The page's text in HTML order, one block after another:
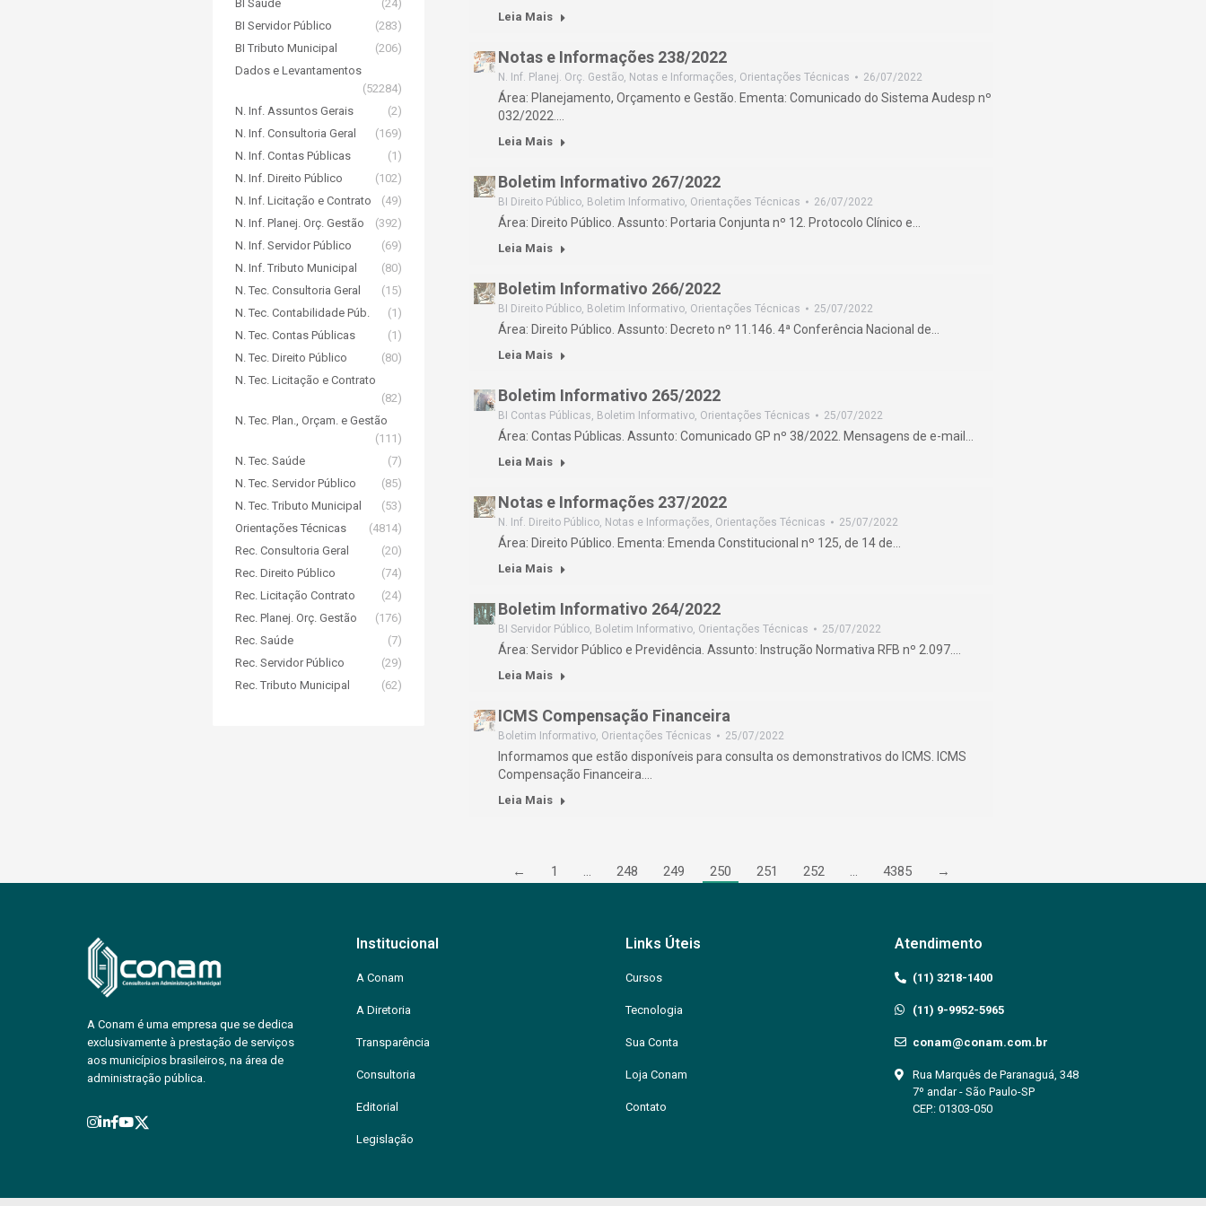
Leia Mais
Notas e Informações 238/2022
N. Inf. Planej. Orç. Gestão, Notas e Informações, Orientações Técnicas 26/07/2022
Área: Planejamento, Orçamento e Gestão. Ementa: Comunicado do Sistema Audesp nº
032/2022.…
Leia Mais
Boletim Informativo 267/2022
BI Direito Público, Boletim Informativo, Orientações Técnicas 26/07/2022
Área: Direito Público. Assunto: Portaria Conjunta nº 12. Protocolo Clínico e…
Leia Mais
Boletim Informativo 266/2022
BI Direito Público, Boletim Informativo, Orientações Técnicas 25/07/2022
Área: Direito Público. Assunto: Decreto nº 11.146. 4ª Conferência Nacional de…
Leia Mais
Boletim Informativo 265/2022
BI Contas Públicas, Boletim Informativo, Orientações Técnicas 25/07/2022
Área: Contas Públicas. Assunto: Comunicado GP nº 38/2022. Mensagens de e-mail…
Leia Mais
Notas e Informações 237/2022
N. Inf. Direito Público, Notas e Informações, Orientações Técnicas 25/07/2022
Área: Direito Público. Ementa: Emenda Constitucional nº 125, de 14 de…
Leia Mais
Boletim Informativo 264/2022
BI Servidor Público, Boletim Informativo, Orientações Técnicas 25/07/2022
Área: Servidor Público e Previdência. Assunto: Instrução Normativa RFB nº 2.097.…
Leia Mais
ICMS Compensação Financeira
Boletim Informativo, Orientações Técnicas 25/07/2022
Informamos que estão disponíveis para consulta os demonstrativos do ICMS. ICMS
Compensação Financeira.…
Leia Mais
← 1 … 248 249 250 251 252 … 4385 →
BI Saúde
(24)
BI Servidor Público
(283)
BI Tributo Municipal
(206)
Dados e Levantamentos
(52284)
N. Inf. Assuntos Gerais
(2)
N. Inf. Consultoria Geral
(169)
N. Inf. Contas Públicas
(1)
N. Inf. Direito Público
(102)
N. Inf. Licitação e Contrato
(49)
N. Inf. Planej. Orç. Gestão
(392)
N. Inf. Servidor Público
(69)
N. Inf. Tributo Municipal
(80)
N. Tec. Consultoria Geral
(15)
N. Tec. Contabilidade Púb.
(1)
N. Tec. Contas Públicas
(1)
N. Tec. Direito Público
(80)
N. Tec. Licitação e Contrato
(82)
N. Tec. Plan., Orçam. e Gestão
(111)
N. Tec. Saúde
(7)
N. Tec. Servidor Público
(85)
N. Tec. Tributo Municipal
(53)
Orientações Técnicas
(4814)
Rec. Consultoria Geral
(20)
Rec. Direito Público
(74)
Rec. Licitação Contrato
(24)
Rec. Planej. Orç. Gestão
(176)
Rec. Saúde
(7)
Rec. Servidor Público
(29)
Rec. Tributo Municipal
(62)
A Conam é uma empresa que se dedica
exclusivamente à prestação de serviços
aos municípios brasileiros, na área de
administração pública.
Institucional
A Conam
A Diretoria
Transparência
Consultoria
Editorial
Legislação
Links Úteis
Cursos
Tecnologia
Sua Conta
Loja Conam
Contato
Atendimento
(11) 3218-1400
(11) 9-9952-5965
conam@conam.com.br
Rua Marquês de Paranaguá, 348
7º andar - São Paulo-SP
CEP.: 01303-050